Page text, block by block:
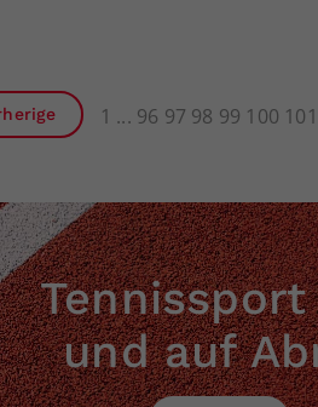
1 96 97 98 99 100 101
und auf